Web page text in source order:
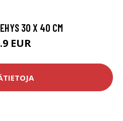
30 X 40 CM
EUR